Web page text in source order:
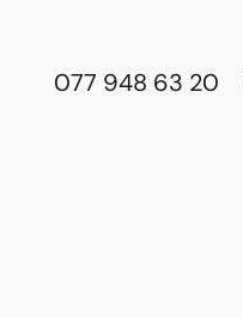
077 948 63 20